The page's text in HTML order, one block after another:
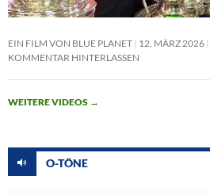
EIN FILM VON BLUE PLANET 12. MÄRZ 2026
KOMMENTAR HINTERLASSEN
WEITERE VIDEOS →
O-TÖNE